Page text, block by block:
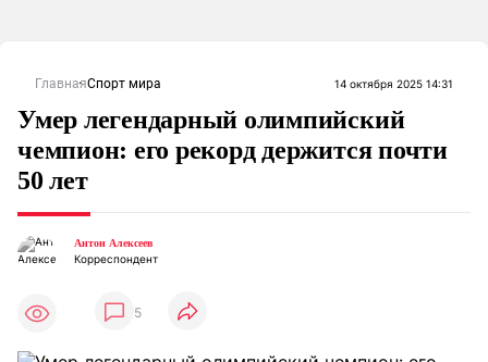
ГлавнаяСпорт мира 14 октября 2025 14:31
Умер легендарный олимпийский
чемпион: его рекорд держится почти
50 лет
Антон Алексеев
Корреспондент
5